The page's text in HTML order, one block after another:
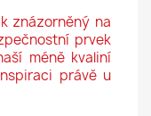
znázorněný na
prvek
méně kvaliní
právě u